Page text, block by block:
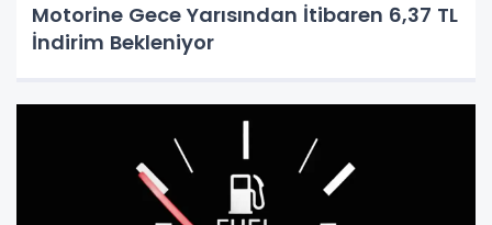
Motorine Gece Yarısından İtibaren 6,37 TL
İndirim Bekleniyor